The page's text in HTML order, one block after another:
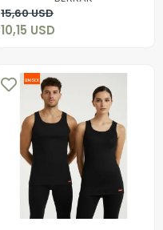
15,60 USD
10,15 USD
Sepete Ekle